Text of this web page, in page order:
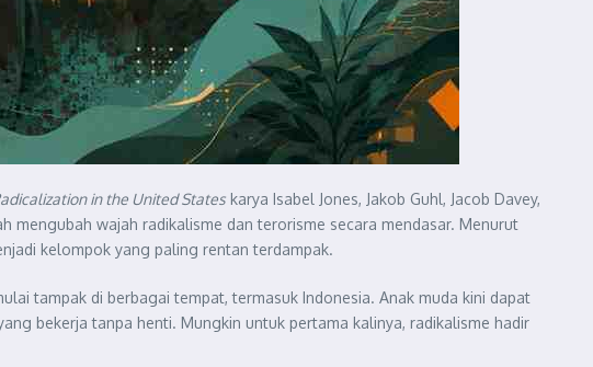
in the United States karya Isabel Jones, Jakob Guhl, Jacob Davey,
mengubah wajah radikalisme dan terorisme secara mendasar. Menurut
kelompok yang paling rentan terdampak.
tampak di berbagai tempat, termasuk Indonesia. Anak muda kini dapat
bekerja tanpa henti. Mungkin untuk pertama kalinya, radikalisme hadir